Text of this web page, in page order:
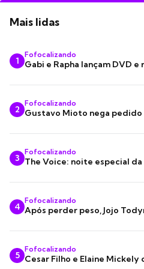
Mais lidas
1
Fofocalizando
Gabi e Rapha lançam DVD
2
Fofocalizando
Gustavo Mioto nega pedido
3
Fofocalizando
The Voice: noite especial
4
Fofocalizando
Após perder peso, Jojo
5
Fofocalizando
Cesar Filho e Elaine